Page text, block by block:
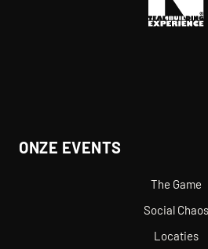
ONZE EVENTS
The Game
Social Chaos
Locaties